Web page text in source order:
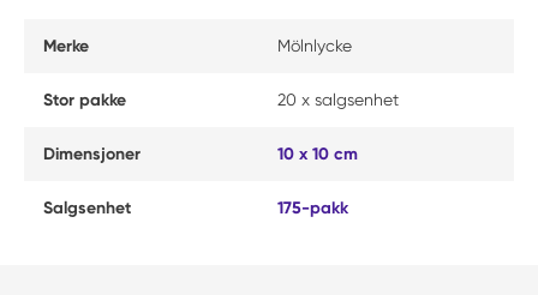
Merke Mölnlycke
Stor pakke 20 x salgsenhet
Dimensjoner 10 x 10 cm
Salgsenhet 175-pakk